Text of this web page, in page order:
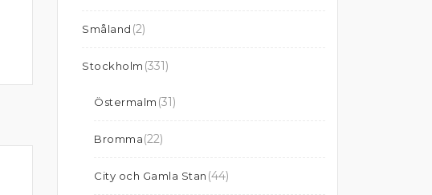
Småland (2)
Stockholm (331)
Östermalm (31)
Bromma(22)
City och Gamla Stan (44)